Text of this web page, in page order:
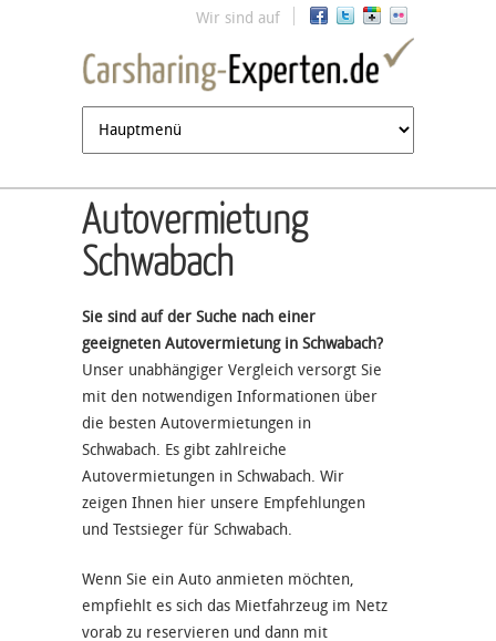
Jump to navigation
Wir sind auf
Autovermietung
Schwabach
Sie sind auf der Suche nach einer
geeigneten Autovermietung in Schwabach?
Unser unabhängiger Vergleich versorgt Sie
mit den notwendigen Informationen über
die besten Autovermietungen in
Schwabach. Es gibt zahlreiche
Autovermietungen in Schwabach. Wir
zeigen Ihnen hier unsere Empfehlungen
und Testsieger für Schwabach.
Wenn Sie ein Auto anmieten möchten,
empfiehlt es sich das Mietfahrzeug im Netz
vorab zu reservieren und dann mit